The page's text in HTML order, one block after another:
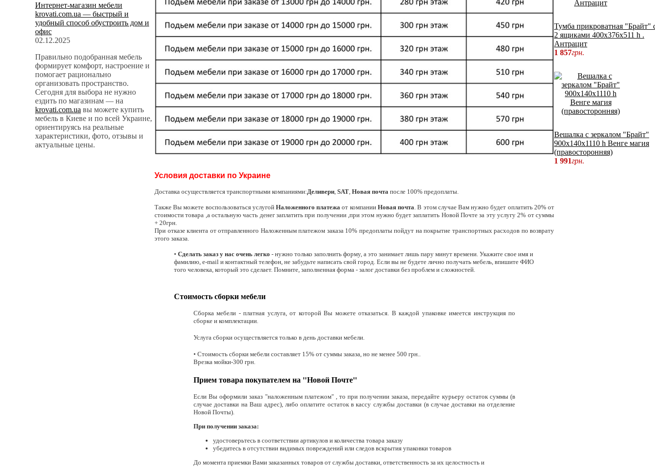
Интернет-магазин мебели
krovati.com.ua — быстрый и
удобный способ обустроить дом и
офис
02.12.2025
Правильно подобранная мебель
формирует комфорт, настроение и
помогает рационально
организовать пространство.
Сегодня для выбора не нужно
ездить по магазинам — на
krovati.com.ua вы можете купить
мебель в Киеве и по всей Украине,
ориентируясь на реальные
характеристики, фото, отзывы и
актуальные цены.
Условия доставки по Украине
Доставка осуществляется транспортными компаниями:Деливери SAT Новая почта после 100% предоплаты.
Также Вы можете воспользоваться услугойНаложенного платежа от компании Новая почта . В этом случае Вам нужно будет оплатить 20% от
стоимости товара ,а остальную часть денег заплатить при получении ,при этом нужно будет заплатить Новой Почте за эту услугу 2% от суммы
+ 20грн.
При отказе клиента от отправленного Наложенным платежом заказа 10% предоплаты пойдут на покрытие транспортных расходов по возврату
этого заказа.
• Сделать заказ у нас очень легко - нужно только заполнить форму, а это занимает лишь пару минут времени. Укажите свое имя и
фамилию, e-mail и контактный телефон, не забудьте написать свой город. Если вы не будете лично получать мебель, впишите ФИО
того человека, который это сделает. Помните, заполненная форма - залог доставки без проблем и сложностей.
Стоимость сборки мебели
Сборка мебели - платная услуга, от которой Вы можете отказаться. В каждой упаковке имеется инструкция по
сборке и комплектации
Услуга сборки осуществляется только в день доставки мебели.
• Стоимость сборки мебели составляет 15% от суммы заказа, но не менее 500 грн..
Врезка мойки-300 грн.
Прием товара покупателем на "Новой Почте"
Если Вы оформили заказ "наложенным платежом" , то при получении заказа, передайте курьеру остаток суммы (в
случае доставки на Ваш адрес), либо оплатите остаток в кассу службы доставки (в случае доставки на отделение
Новой Почты).
При получении заказа:
удостоверьтесь в соответствии артикулов и количества товара заказу
убедитесь в отсутствии видимых повреждений или следов вскрытия упаковки товаров
До момента приемки Вами заказанных товаров от службы доставки, ответственность за их целостность и
Тумба прикроватная "Брайт"
2 ящиками 400х376х511 h .
Антрацит
1 857грн.
Вешалка с зеркалом "Брайт"
900х140х1110 h Венге магия
(правосторонняя)
1 991грн.